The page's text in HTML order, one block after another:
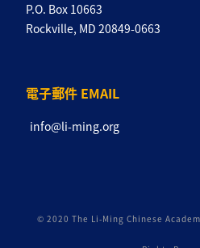
P.O. Box 10663
Rockville, MD 20849-0663
電子郵件 EMAIL
info@li-ming.org
© 2020 The Li-Ming Chinese